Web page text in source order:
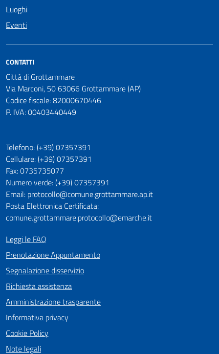
Luoghi
Eventi
CONTATTI
Città di Grottammare
Via Marconi, 50 63066 Grottammare (AP)
Codice fiscale: 82000670446
P. IVA: 00403440449
Telefono: (+39) 07357391
Cellulare: (+39) 07357391
Fax: 0735735077
Numero verde: (+39) 07357391
Email: protocollo@comune.grottammare.ap.it
Posta Elettronica Certificata:
comune.grottammare.protocollo@emarche.it
Leggi le FAQ
Prenotazione Appuntamento
Segnalazione disservizio
Richiesta assistenza
Amministrazione trasparente
Informativa privacy
Cookie Policy
Note legali